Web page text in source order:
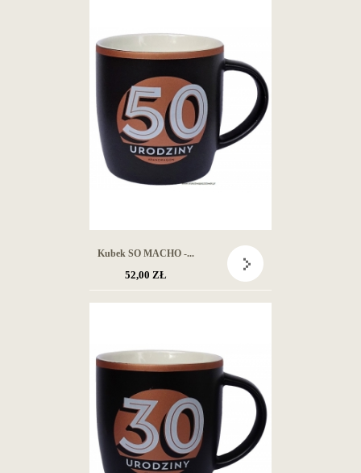
Kubek SO MACHO -...
52,00 ZŁ